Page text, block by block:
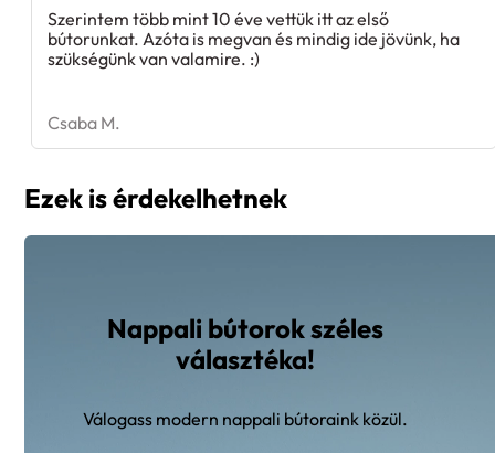
Szerintem több mint 10 éve vettük itt az első
bútorunkat. Azóta is megvan és mindig ide jövünk, ha
szükségünk van valamire. :)
Csaba M.
Ezek is érdekelhetnek
Nappali bútorok széles
választéka!
Válogass modern nappali bútoraink közül.